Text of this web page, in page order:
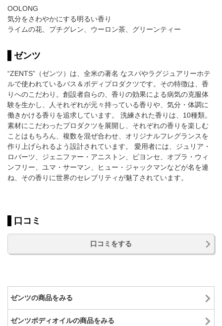
OOLONG
気分をさわやかにする明るい香り
ライムの花、プチグレン、ウーロン茶、グリーンティー
ゼンツ
“ZENTS”（ゼンツ）は、全米の著名 なスパやラグジュアリーホテ
ルで使われているバス＆ボディプロダクツです。その特徴は、香
りへのこだわり。創設者自らの、香りの効果による病気の克服体
験を生かし、人それぞれが元々持っている香りや、気分・体調に
働きかける香りを追求しています。 洗練された香りは、10種類。
素材にこだわったプロダクツを展開し、それぞれの香りを楽しむ
ことはもちろん、複数を混ぜ合わせ、オリジナルフレグランスを
作り上げられるよう設計されています。 愛用者には、ジュリア・
ロバーツ、ジェニファー・アニストン、ビヨンセ、オプラ・ウィ
ンフリー、ユマ・サーマン、ヒュー・ジャックマンなどが名を連
ね、その香りに世界のセレブリティが魅了されています。
口コミ
口コミをする
ゼンツの商品をみる
ゼンツボディオイルの商品をみる